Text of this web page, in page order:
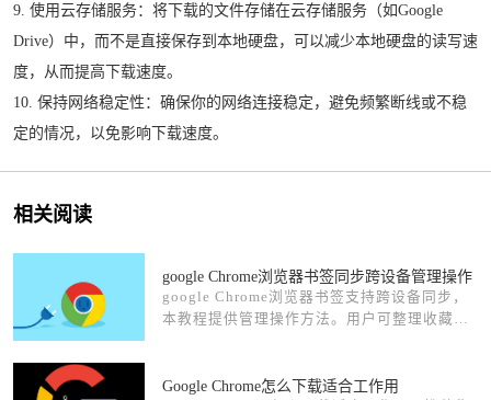
9. 使用云存储服务：将下载的文件存储在云存储服务（如Google
Drive）中，而不是直接保存到本地硬盘，可以减少本地硬盘的读写速
度，从而提高下载速度。
10. 保持网络稳定性：确保你的网络连接稳定，避免频繁断线或不稳
定的情况，以免影响下载速度。
相关阅读
google Chrome浏览器书签同步跨设备管理操作
google Chrome浏览器书签支持跨设备同步，
本教程提供管理操作方法。用户可整理收藏
Google Chrome怎么下载适合工作用